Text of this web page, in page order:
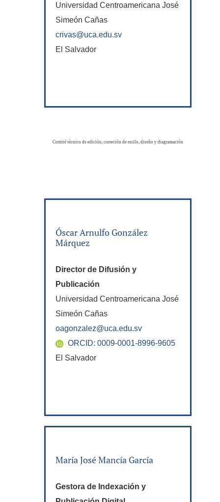
Universidad Centroamericana José
Simeón Cañas
crivas@uca.edu.sv
El Salvador
Comité técnico de edición, correción de estilo, diseño y diagramación
Óscar Arnulfo González
Márquez
Director de Difusión y
Publicación
Universidad Centroamericana José
Simeón Cañas
oagonzalez@uca.edu.sv
ORCID: 0009-0001-8996-9605
El Salvador
María José Mancía García
Gestora de Indexación y